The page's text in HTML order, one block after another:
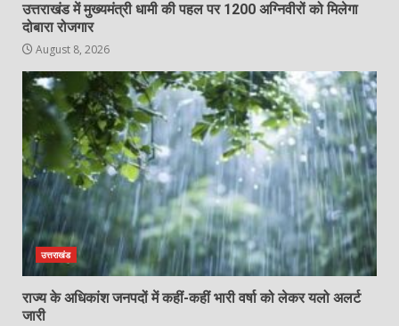
उत्तराखंड में मुख्यमंत्री धामी की पहल पर 1200 अग्निवीरों को मिलेगा
दोबारा रोजगार
August 8, 2026
उत्तराखंड
राज्य के अधिकांश जनपदों में कहीं-कहीं भारी वर्षा को लेकर यलो अलर्ट
जारी